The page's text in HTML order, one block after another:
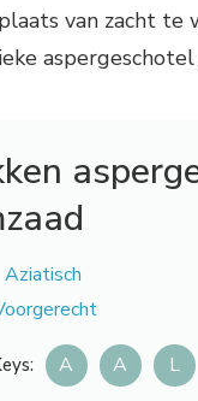
van zacht te
Aziatisch
A A L